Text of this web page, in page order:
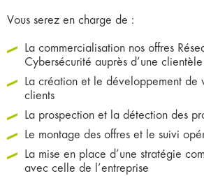
Vous serez en charge de :
La commercialisation nos offres
Cybersécurité auprès d’une
La création et le développement de
clients
La prospection et la détection des
Le montage des offres et le suivi
La mise en place d’une stratégie
avec celle de l’entreprise